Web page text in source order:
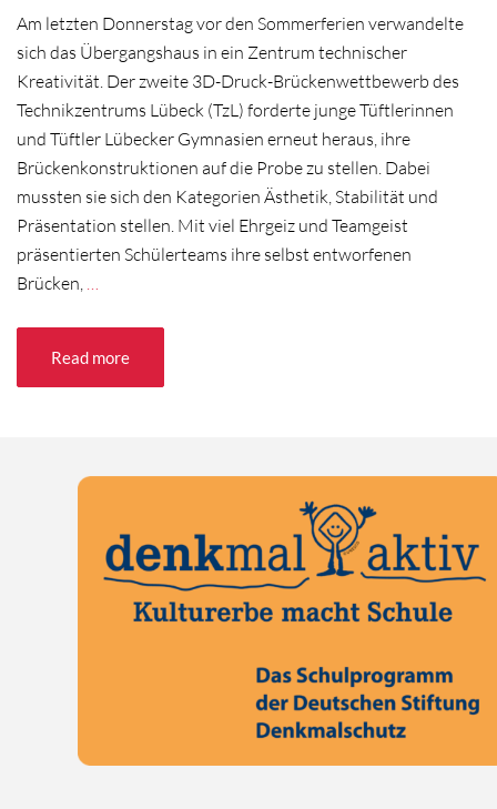
Am letzten Donnerstag vor den Sommerferien verwandelte
sich das Übergangshaus in ein Zentrum technischer
Kreativität. Der zweite 3D-Druck-Brückenwettbewerb des
Technikzentrums Lübeck (TzL) forderte junge Tüftlerinnen
und Tüftler Lübecker Gymnasien erneut heraus, ihre
Brückenkonstruktionen auf die Probe zu stellen. Dabei
mussten sie sich den Kategorien Ästhetik, Stabilität und
Präsentation stellen. Mit viel Ehrgeiz und Teamgeist
präsentierten Schülerteams ihre selbst entworfenen
Brücken, …
Read more